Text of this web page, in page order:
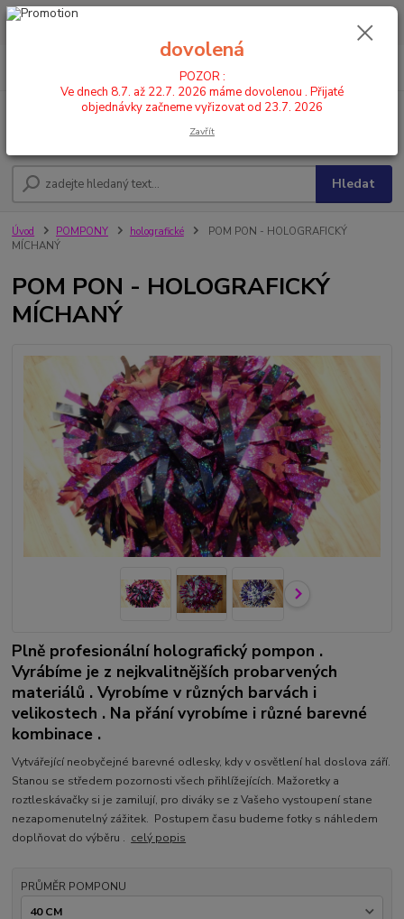
POZOR : Ve dnech 8.7. až 22.7. 2026 máme dovolenou . Přijaté
Hledat
Úvod POMPONY holografické
POM PON - HOLOGRAFICKÝ
MÍCHANÝ
POM PON - HOLOGRAFICKÝ
MÍCHANÝ
Plně profesionální holografický pompon .
Vyrábíme je z nejkvalitnějších probarvených
materiálů . Vyrobíme v různých barvách i
velikostech . Na přání vyrobíme i různé barevné
kombinace .
Vytvářející neobyčejné barevné odlesky, kdy v osvětlení hal doslova září.
Stanou se středem pozornosti všech přihlížejících. Mažoretky a
roztleskávačky si je zamilují, pro diváky se z Vašeho vystoupení stane
nezapomenutelný zážitek. Postupem času budeme fotky s náhledem
doplňovat do výběru . celý popis
PRŮMĚR POMPONU
dovolená
POZOR :
Ve dnech 8.7. až 22.7. 2026 máme dovolenou . Přijaté
objednávky začneme vyřizovat od 23.7. 2026
Zavřít